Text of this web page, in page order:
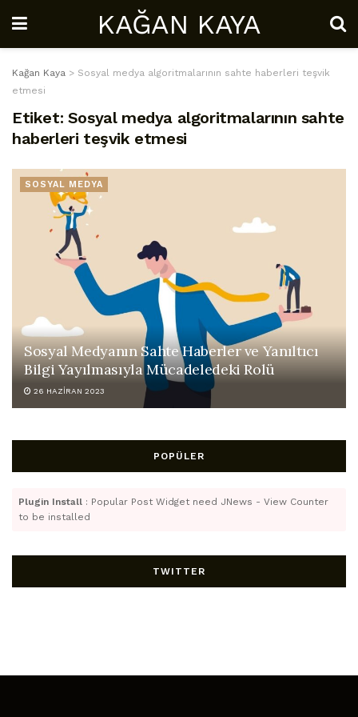
KAĞAN KAYA
Kağan Kaya > Sosyal medya algoritmalarının sahte haberleri teşvik
etmesi
Etiket: Sosyal medya algoritmalarının sahte
haberleri teşvik etmesi
SOSYAL MEDYA
Sosyal Medyanın Sahte Haberler ve Yanıltıcı
Bilgi Yayılmasıyla Mücadeledeki Rolü
26 HAZIRAN 2023
POPÜLER
Plugin Install : Popular Post Widget need JNews - View Counter
to be installed
TWITTER